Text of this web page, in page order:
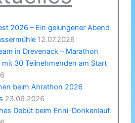
2026 – Ein gelungener Abend
12.07.2026
in Drevenack – Marathon
mit 30 Teilnehmenden am Start
beim Ahrathon 2026
23.06.2026
Debüt beim Enni-Donkenlauf